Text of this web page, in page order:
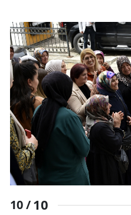
10 /10